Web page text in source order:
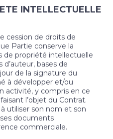
INTELLECTUELLE
cession de droits de
Partie conserve la
de propriété intellectuelle
bases de
de la signature du
à développer et/ou
activité, y compris en ce
l’objet du Contrat.
utiliser son nom et son
documents
commerciale.